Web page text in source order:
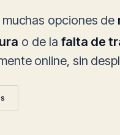
opciones de
o de la falta de
online, sin